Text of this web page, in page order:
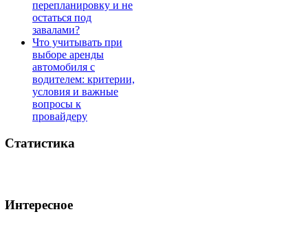
перепланировку и не
остаться под
завалами?
Что учитывать при
выборе аренды
автомобиля с
водителем: критерии,
условия и важные
вопросы к
провайдеру
Статистика
Интересное